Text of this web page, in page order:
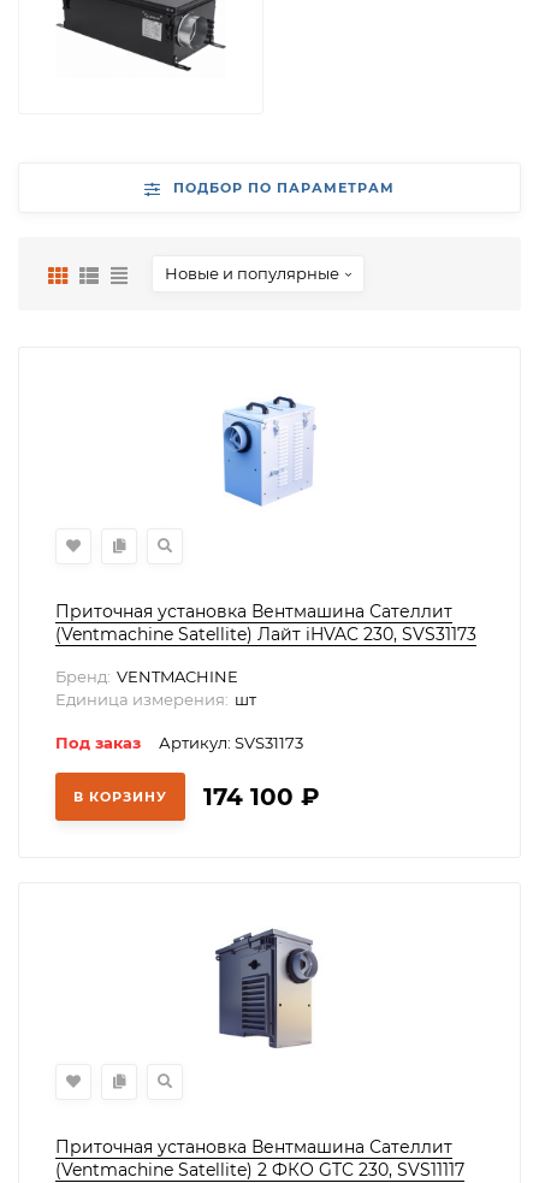
ПОДБОР ПО ПАРАМЕТРАМ
Новые и популярные
Приточная установка Вентмашина Сателлит
(Ventmachine Satellite) Лайт iHVAC 230, SVS31173
Бренд: VENTMACHINE
Единица измерения: шт
Под заказ Артикул: SVS31173
В КОРЗИНУ 174 100 ₽
Приточная установка Вентмашина Сателлит
(Ventmachine Satellite) 2 ФКО GTC 230, SVS11117